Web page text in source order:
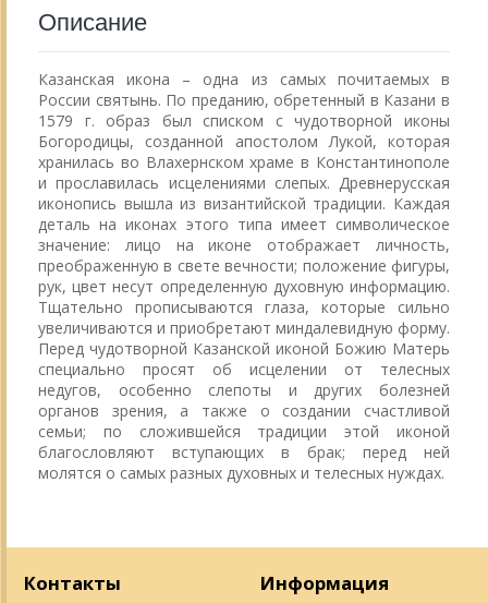
Описание
Казанская икона – одна из самых почитаемых в
России святынь. По преданию, обретенный в Казани в
1579 г. образ был списком с чудотворной иконы
Богородицы, созданной апостолом Лукой, которая
хранилась во Влахернском храме в Константинополе
и прославилась исцелениями слепых. Древнерусская
иконопись вышла из византийской традиции. Каждая
деталь на иконах этого типа имеет символическое
значение: лицо на иконе отображает личность,
преображенную в свете вечности; положение фигуры,
рук, цвет несут определенную духовную информацию.
Тщательно прописываются глаза, которые сильно
увеличиваются и приобретают миндалевидную форму.
Перед чудотворной Казанской иконой Божию Матерь
специально просят об исцелении от телесных
недугов, особенно слепоты и других болезней
органов зрения, а также о создании счастливой
семьи; по сложившейся традиции этой иконой
благословляют вступающих в брак; перед ней
молятся о самых разных духовных и телесных нуждах.
Контакты Информация